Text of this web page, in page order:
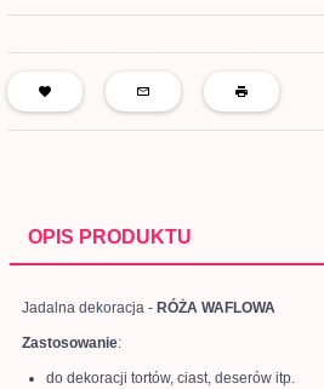
OPIS PRODUKTU
Jadalna dekoracja - RÓŻA WAFLOWA
Zastosowanie:
do dekoracji tortów, ciast, deserów itp.